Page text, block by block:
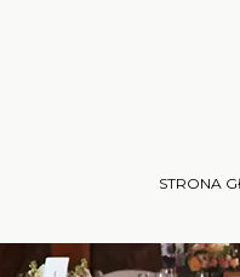
STRONA